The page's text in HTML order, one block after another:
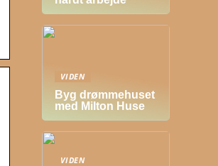
VIDEN
Byg drømmehuset
med Milton Huse
VIDEN